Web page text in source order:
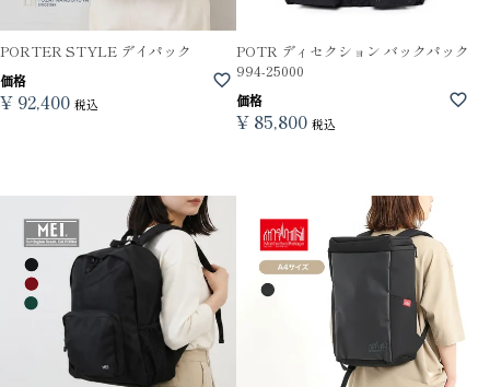
PORTER STYLE デイパック
価格
¥ 92,400 税込
POTR ディセクション バックパック
994-25000
価格
¥ 85,800 税込